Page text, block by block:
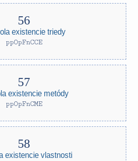
existencie triedy
ppOpFnCCE
existencie metódy
ppOpFnCME
existencie vlastnosti